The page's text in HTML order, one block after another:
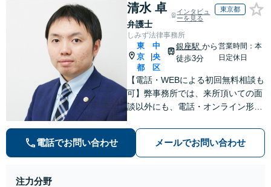
清水 卓
弁護士
インタビュ
ーを見る
東京都
しみず法律事務所
東
京
都
中
央
区
銀座駅 から
徒歩3分
営業時間：本
日定休日
【電話・WEBによる初回無料相談も
可】弊事務所では、来所頂いての面
談以外にも、電話・オンライン形式
弁護士にご相談頂くことで、今のご
不安が和らぐとともに、問題解決の
ために前に進むことができます。
電話でお問い合わせ メールでお問い合わせ
注力分野